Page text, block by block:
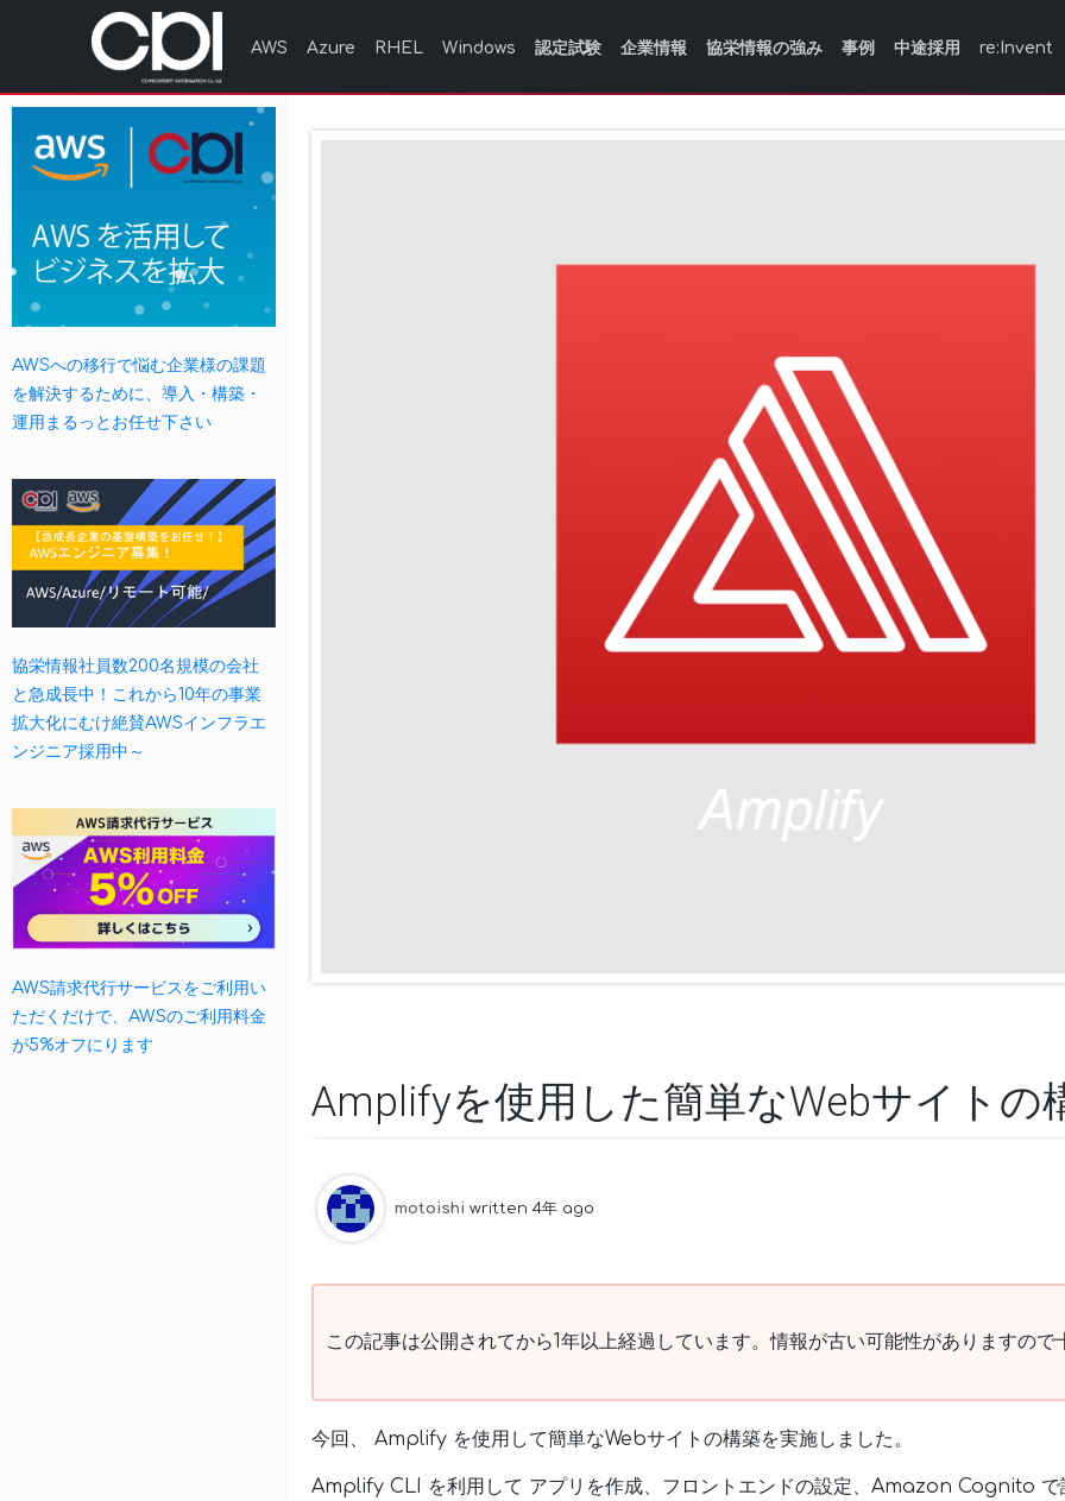
AWS Azure RHEL Windows 認定試験 企業情報 協栄情報の強み 事例 中途採用 re:Invent
AWSへの移行で悩む企業様の課題
を解決するために、導入・構築・
運用まるっとお任せ下さい
協栄情報社員数200名規模の会社
と急成長中！これから10年の事業
拡大化にむけ絶賛AWSインフラエ
ンジニア採用中～
AWS請求代行サービスをご利用い
ただくだけで、AWSのご利用料金
が5%オフにります
Amplifyを使用した簡単なWebサイトの
motoishi written 4年 ago
この記事は公開されてから1年以上経過しています。情報が古い可能性がありますので
今回、 Amplify を使用して簡単なWebサイトの構築を実施しました。
Amplify CLI を利用して アプリを作成、フロントエンドの設定、Amazon Cognito で